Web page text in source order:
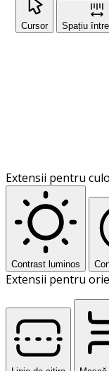
Cursor Spațiu
Extensii pentru
Contrast luminos
Extensii pentru